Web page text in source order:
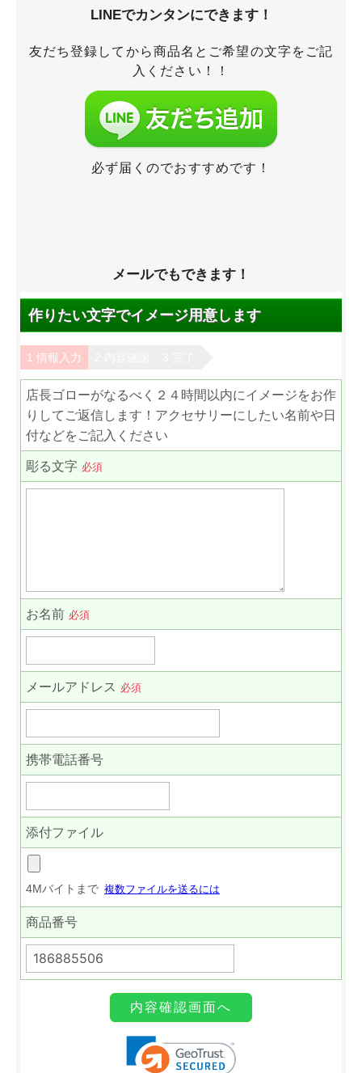
LINEでカンタンにできます！
友だち登録してから商品名とご希望の文字をご記
入ください！！
必ず届くのでおすすめです！
メールでもできます！